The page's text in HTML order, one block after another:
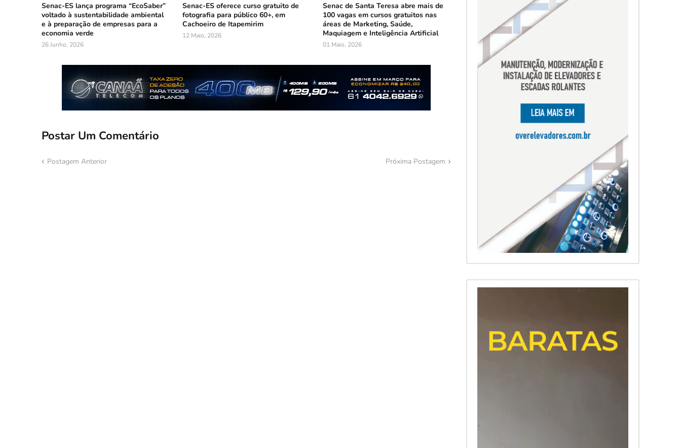
Senac-ES lança programa “EcoSaber”
voltado à sustentabilidade ambiental
e à preparação de empresas para a
economia verde
26 Junho, 2026
Senac-ES oferece curso gratuito de
fotografia para público 60+, em
Cachoeiro de Itapemirim
12 Maio, 2026
Senac de Santa Teresa abre mais de
100 vagas em cursos gratuitos nas
áreas de Marketing, Saúde,
Maquiagem e Inteligência Artificial
01 Maio, 2026
Postar Um Comentário
Postagem Anterior Próxima Postagem